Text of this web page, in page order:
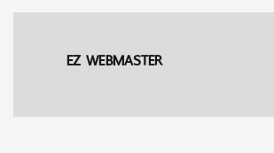
EZ WEBMASTER